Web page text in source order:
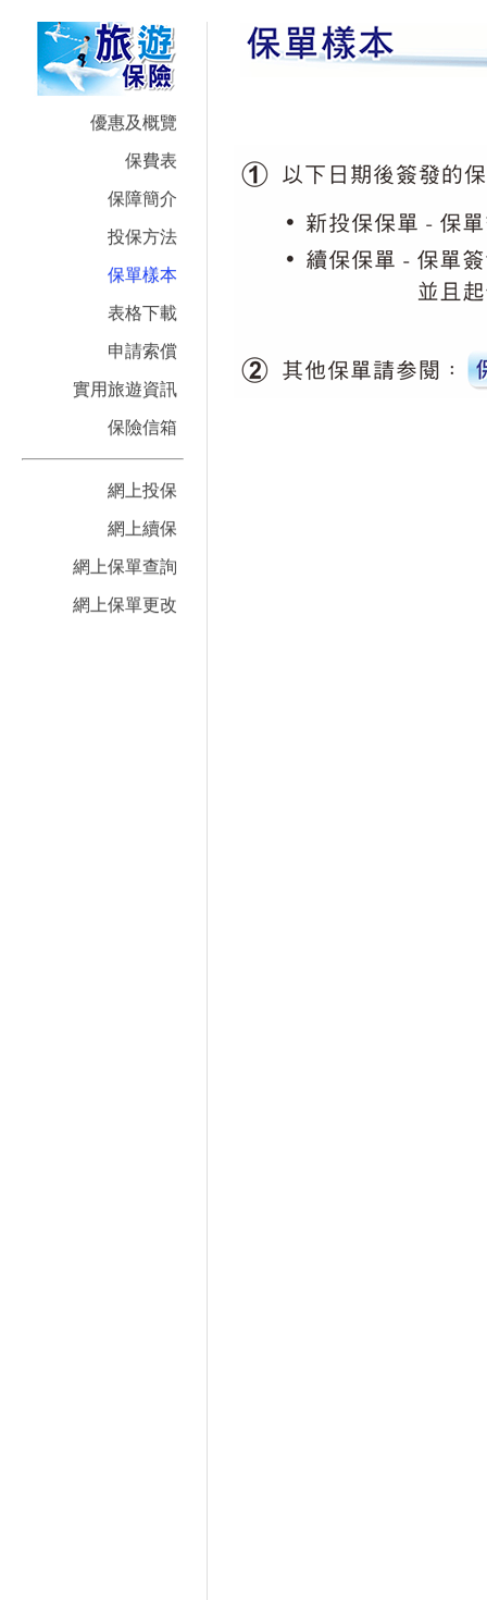
優惠及概覽
保費表
保障簡介
投保方法
保單樣本
表格下載
申請索償
實用旅遊資訊
保險信箱
網上投保
網上續保
網上保單查詢
網上保單更改